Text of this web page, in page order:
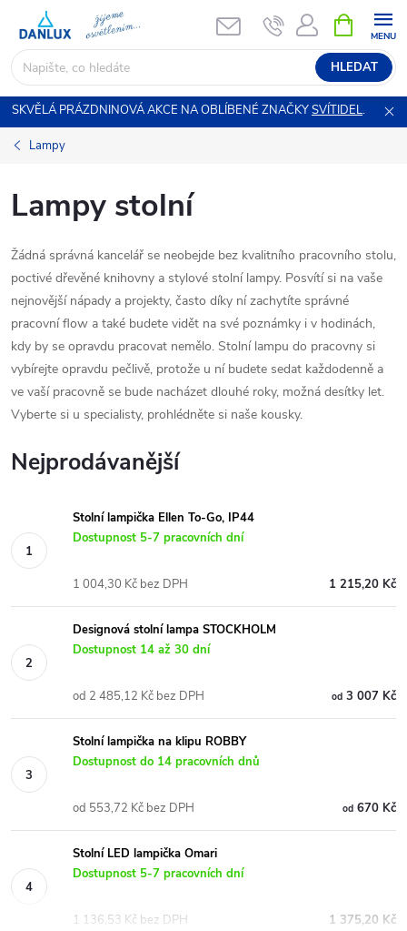
obsah
HLEDAT
NÁKUPNÍ
KOŠÍK
SKVĚLÁ PRÁZDNINOVÁ AKCE NA OBLÍBENÉ ZNAČKYSVÍTIDEL.
Lampy
Lampy stolní
Žádná správná kancelář se neobejde bez kvalitního pracovního stolu,
poctivé dřevěné knihovny a stylové stolní lampy. Posvítí si na vaše
nejnovější nápady a projekty, často díky ní zachytíte správné
pracovní flow a také budete vidět na své poznámky i v hodinách,
kdy by se opravdu pracovat nemělo. Stolní lampu do pracovny si
vybírejte opravdu pečlivě, protože u ní budete sedat každodenně a
ve vaší pracovně se bude nacházet dlouhé roky, možná desítky let.
Vyberte si u specialisty, prohlédněte si naše kousky.
Nejprodávanější
Stolní lampička Ellen To-Go, IP44
Dostupnost 5-7 pracovních dní
1 215,20 Kč
1 004,30 Kč bez DPH
Designová stolní lampa STOCKHOLM
Dostupnost 14 až 30 dní
od3 007 Kč
od 2 485,12 Kč bez DPH
Stolní lampička na klipu ROBBY
Dostupnost do 14 pracovních dnů
od670 Kč
od 553,72 Kč bez DPH
Stolní LED lampička Omari
Dostupnost 5-7 pracovních dní
1 375,20 Kč
1 136,53 Kč bez DPH